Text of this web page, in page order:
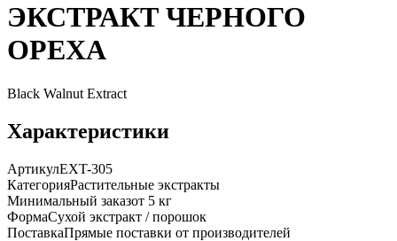
ЭКСТРАКТ ЧЕРНОГО
ОРЕХА
Black Walnut Extract
Характеристики
АртикулEXT-305
КатегорияРастительные экстракты
Минимальный заказот 5 кг
ФормаСухой экстракт / порошок
ПоставкаПрямые поставки от производителей